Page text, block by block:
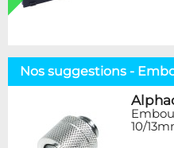
Nos suggestions -
10/